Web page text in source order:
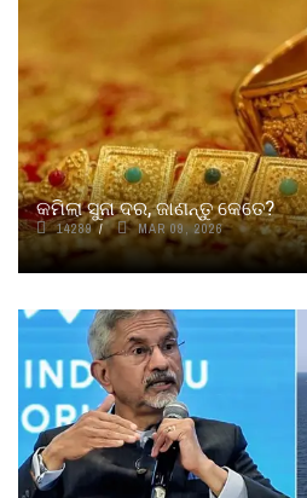
କମିଲା ସୁନା ଦର, ଜାଣନ୍ତୁ କେତେ?
14289 MAR 09, 2026